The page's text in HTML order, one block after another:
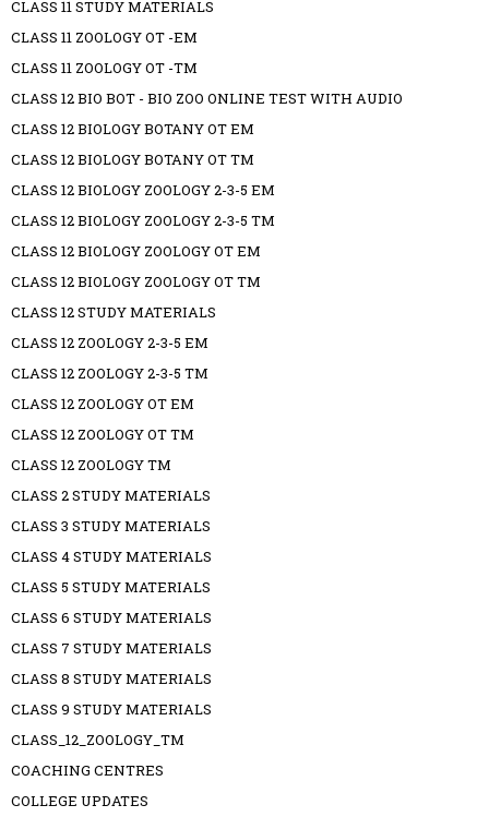
CLASS 11 STUDY MATERIALS
CLASS 11 ZOOLOGY OT -EM
CLASS 11 ZOOLOGY OT -TM
CLASS 12 BIO BOT - BIO ZOO ONLINE TEST WITH AUDIO
CLASS 12 BIOLOGY BOTANY OT EM
CLASS 12 BIOLOGY BOTANY OT TM
CLASS 12 BIOLOGY ZOOLOGY 2-3-5 EM
CLASS 12 BIOLOGY ZOOLOGY 2-3-5 TM
CLASS 12 BIOLOGY ZOOLOGY OT EM
CLASS 12 BIOLOGY ZOOLOGY OT TM
CLASS 12 STUDY MATERIALS
CLASS 12 ZOOLOGY 2-3-5 EM
CLASS 12 ZOOLOGY 2-3-5 TM
CLASS 12 ZOOLOGY OT EM
CLASS 12 ZOOLOGY OT TM
CLASS 12 ZOOLOGY TM
CLASS 2 STUDY MATERIALS
CLASS 3 STUDY MATERIALS
CLASS 4 STUDY MATERIALS
CLASS 5 STUDY MATERIALS
CLASS 6 STUDY MATERIALS
CLASS 7 STUDY MATERIALS
CLASS 8 STUDY MATERIALS
CLASS 9 STUDY MATERIALS
CLASS_12_ZOOLOGY_TM
COACHING CENTRES
COLLEGE UPDATES